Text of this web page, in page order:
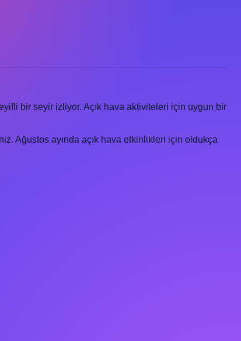
bir seyir izliyor. Açık hava aktiviteleri için uygun bir
Ağustos ayında açık hava etkinlikleri için oldukça